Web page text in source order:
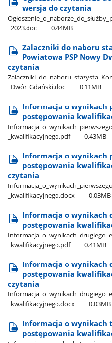
wersja do czytania
_2023.doc
0.44MB
Zalaczniki do naboru
Powiatowa PSP Nowy
czytania
_Dwór​_Gdański.doc
0.11MB
Informacja o wynikach
postępowania
_kwalifikacyjnego.pdf
0.43MB
Informacja o wynikach
postępowania
czytania
_kwalifikacyjnego.docx
0.03MB
Informacja o wynikach
postępowania
_kwalifikacyjnego.pdf
0.41MB
Informacja o wynikach
postępowania
czytania
_kwalifikacyjnego.docx
0.03MB
Informacja o wynikach
postępowania